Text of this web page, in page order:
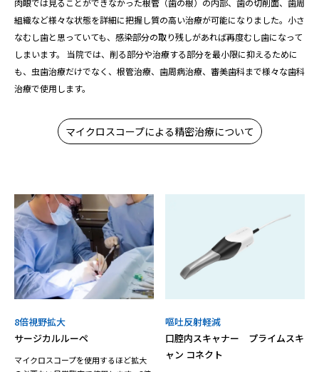
組織など様々な状態を詳細に把握し質の高い治療が可能になりました。小さ
なむし歯と思っていても、感染部分の取り残しがあれば再度むし歯になって
しまいます。 当院では、削る部分や治療する部分を最小限に抑えるために
も、虫歯治療だけでなく、根管治療、歯周病治療、審美歯科まで様々な歯科
治療で使用します。
マイクロスコープによる精密治療について
8倍視野拡大
サージカルルーペ
マイクロスコープを使用するほど拡大
嘔吐反射軽減
口腔内スキャナー プライムスキ
ャン コネクト